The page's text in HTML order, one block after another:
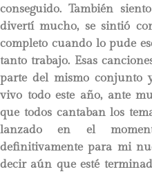
conseguido. También
divertí mucho, se sintió
completo cuando lo pude
tanto trabajo. Esas
parte del mismo conjunto
vivo todo este año, ante
que todos cantaban los
lanzado en el
definitivamente para mi
decir aún que esté